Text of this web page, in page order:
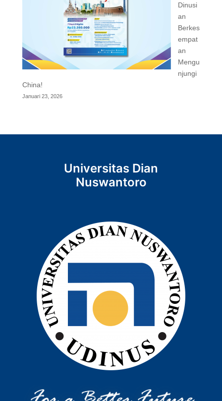
Dinusi
an
Berkes
empat
an
Mengu
njungi
China!
Januari 23, 2026
Universitas Dian
Nuswantoro